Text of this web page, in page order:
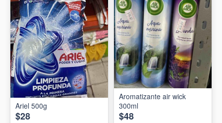
Ariel 500g
$28
Aromatizante air wick
300ml
$48